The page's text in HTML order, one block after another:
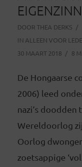
DOOR THEA DERKS
IN ALLEEN VOOR
30 MAART 2018
8
De Hongaarse
2006) leed
nazi’s doodden
Wereldoorlog
Oorlog
zoetsappige